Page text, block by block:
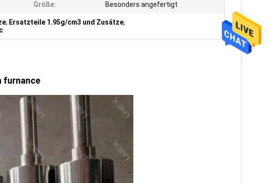
Größe: Besonders angefertigt
, Ersatzteile 1.95g/cm3 und Zusätze,
furnance